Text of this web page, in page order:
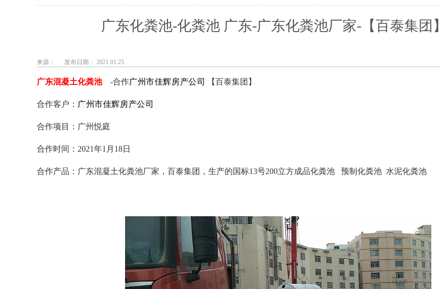
广东化粪池-化粪池 广东-广东化粪池厂家-【百泰集团】
来源： 发布日期： 2021.01.25
广东混凝土化粪池 -合作广州市佳辉房产公司 【百泰集团】
合作客户： 广州市佳辉房产公司
合作项目： 广州悦庭
合作时间：2021年1月18日
合作产品：广东混凝土化粪池厂家，百泰集团，生产的国标13号200立方成品化粪池 预制化粪池 水泥化粪池